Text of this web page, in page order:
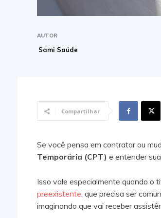
AUTOR
Sami Saúde
Compartilhar
Se você pensa em contratar ou
Temporária (CPT) e entender
Isso vale especialmente quando o
preexistente , que precisa ser
imaginando que vai receber